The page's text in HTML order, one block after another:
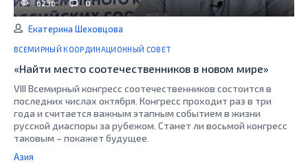
6236 0
Екатерина Шеховцова
ВСЕМИРНЫЙ КООРДИНАЦИОННЫЙ СОВЕТ
«Найти место соотечественников в новом мире»
VIII Всемирный конгресс соотечественников состоится в
последних числах октября. Конгресс проходит раз в три
года и считается важным этапным событием в жизни
русской диаспоры за рубежом. Станет ли восьмой конгресс
таковым – покажет будущее.
Азия